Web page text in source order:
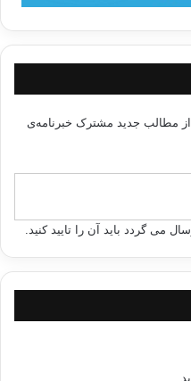
خود را به قدرت ونیرو نشان
بن مروان وعزالدین بن عبد السلام
مطالب جدید مشترک خبرنامه‌ی
می گردد باید آن را تایید کنید.